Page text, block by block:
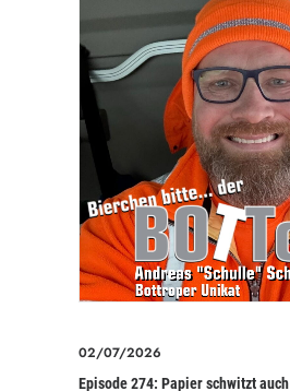
02/07/2026
Episode 274: Papier schwitzt auch